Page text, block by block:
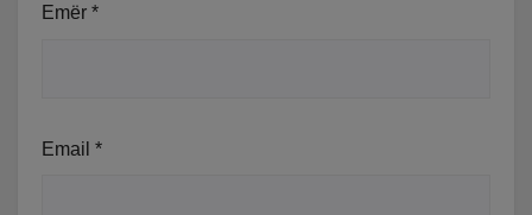
Emër *
Email *